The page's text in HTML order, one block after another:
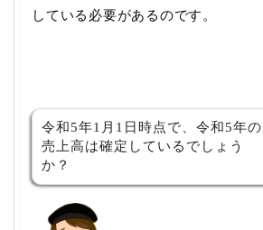
している必要があるのです。
令和5年1月1日時点で、令和5年の
売上高は確定しているでしょう
か？